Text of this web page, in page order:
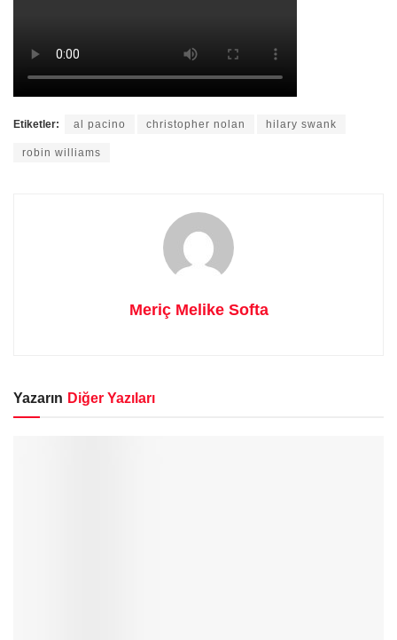
Etiketler: al pacino christopher nolan hilary swank
robin williams
Meriç Melike Softa
Yazarın Diğer Yazıları